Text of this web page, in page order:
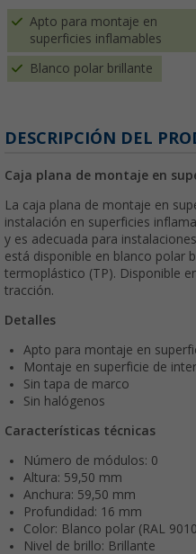
Apto para montaje en
superficies inflamables
Blanco polar brillante
DESCRIPCIÓN DEL
Caja plana de montaje en
La caja plana de montaje en
instalación en superficies
y es adecuada para
está disponible en blanco polar
termoplástico (TP). Disponible
tracción.
Detalles
Apto para montaje en
Montaje en superficie de
Sin tapa de marco
Sin halógenos
Características técnicas
Número de módulos: 0
Altura: 59,50 mm
Anchura: 59,50 mm
Profundidad: 16 mm
Color: Blanco polar (RAL
Nivel de brillo: Brillante